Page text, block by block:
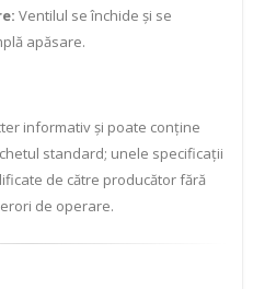
Ventilul se închide și se
apăsare.
informativ și poate conține
standard; unele specificații
de către producător fără
de operare.